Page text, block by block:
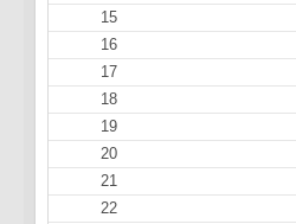
15
16
17
18
19
20
21
22